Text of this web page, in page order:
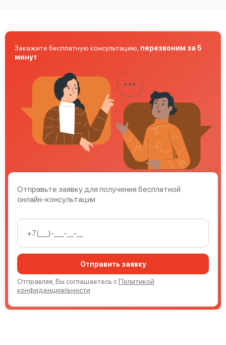
Mimaki UCJV150-160
Mimaki CJV300-160 Plus
Отправьте заявку для получения бесплатной
онлайн-консультации
Отправить заявку
Отправляя, Вы соглашаетесь сПолитикой
конфиденциальности
Закажите бесплатную консультацию, перезвоним за 5
минут